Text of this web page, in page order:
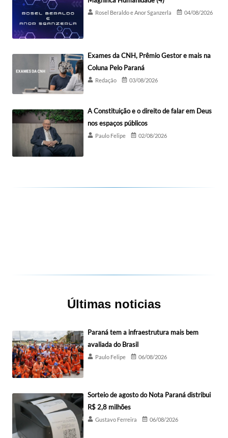
Rosel Beraldo e Anor Sganzerla 04/08/2026
Exames da CNH, Prêmio Gestor e mais na
Coluna Pelo Paraná
Redação 03/08/2026
A Constituição e o direito de falar em Deus
nos espaços públicos
Paulo Felipe 02/08/2026
Últimas noticias
Paraná tem a infraestrutura mais bem
avaliada do Brasil
Paulo Felipe 06/08/2026
Sorteio de agosto do Nota Paraná distribui
R$ 2,8 milhões
Gustavo Ferreira 06/08/2026